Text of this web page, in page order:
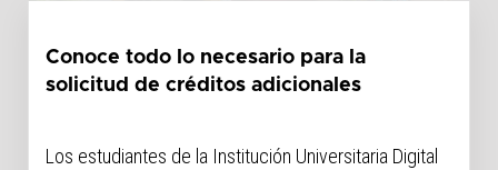
Conoce todo lo necesario para la
solicitud de créditos adicionales
Los estudiantes de la Institución Universitaria Digital